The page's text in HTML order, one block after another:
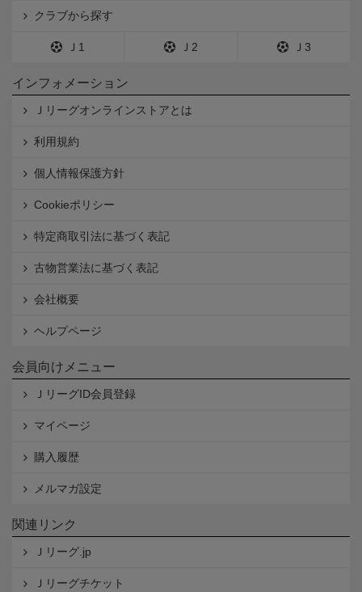
クラブから探す
Ｊ1 Ｊ2 Ｊ3
インフォメーション
Ｊリーグオンラインストアとは
利用規約
個人情報保護方針
Cookieポリシー
特定商取引法に基づく表記
古物営業法に基づく表記
会社概要
ヘルプページ
会員向けメニュー
ＪリーグID会員登録
マイページ
購入履歴
メルマガ設定
関連リンク
Ｊリーグ.jp
Ｊリーグチケット